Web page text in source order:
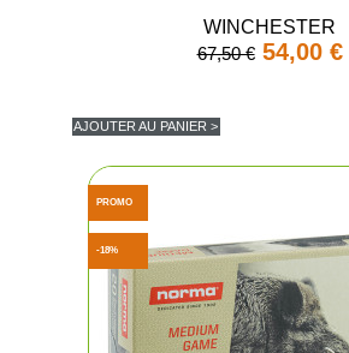
WINCHESTER
67,50 € 54,00 €
AJOUTER AU PANIER >
PROMO
-18%